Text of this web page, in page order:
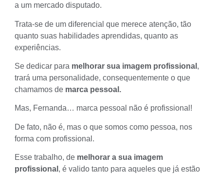
a um mercado disputado.
Trata-se de um diferencial que merece atenção, tão
quanto suas habilidades aprendidas, quanto as
experiências.
Se dedicar para melhorar sua imagem profissional ,
trará uma personalidade, consequentemente o que
chamamos de marca pessoal.
Mas, Fernanda… marca pessoal não é profissional!
De fato, não é, mas o que somos como pessoa, nos
forma com profissional.
Esse trabalho, de melhorar a sua imagem
profissional , é valido tanto para aqueles que já estão